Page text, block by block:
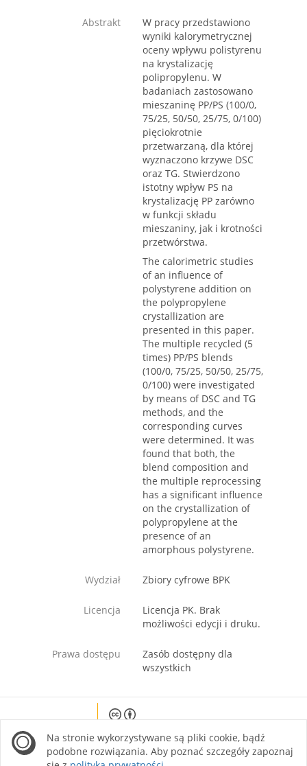
Abstrakt
W pracy przedstawiono
wyniki kalorymetrycznej
oceny wpływu polistyrenu
na krystalizację
polipropylenu. W
badaniach zastosowano
mieszaninę PP/PS (100/0,
75/25, 50/50, 25/75, 0/100)
pięciokrotnie
przetwarzaną, dla której
wyznaczono krzywe DSC
oraz TG. Stwierdzono
istotny wpływ PS na
krystalizację PP zarówno
w funkcji składu
mieszaniny, jak i krotności
przetwórstwa.
The calorimetric studies
of an influence of
polystyrene addition on
the polypropylene
crystallization are
presented in this paper.
The multiple recycled (5
times) PP/PS blends
(100/0, 75/25, 50/50, 25/75,
0/100) were investigated
by means of DSC and TG
methods, and the
corresponding curves
were determined. It was
found that both, the
blend composition and
the multiple reprocessing
has a significant influence
on the crystallization of
polypropylene at the
presence of an
amorphous polystyrene.
Wydział Zbiory cyfrowe BPK
Licencja
Licencja PK. Brak
możliwości edycji i druku.
Prawa dostępu
Zasób dostępny dla
wszystkich
site is licensed under a Creative Commons
Attribution 4.0 International license.
Na stronie wykorzystywane są pliki cookie, bądź
podobne rozwiązania. Aby poznać szczegóły zapoznaj